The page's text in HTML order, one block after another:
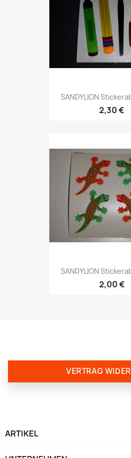
SANDYLION
2,30 €
SANDYLION
2,00 €
VERTRAG
ARTIKEL